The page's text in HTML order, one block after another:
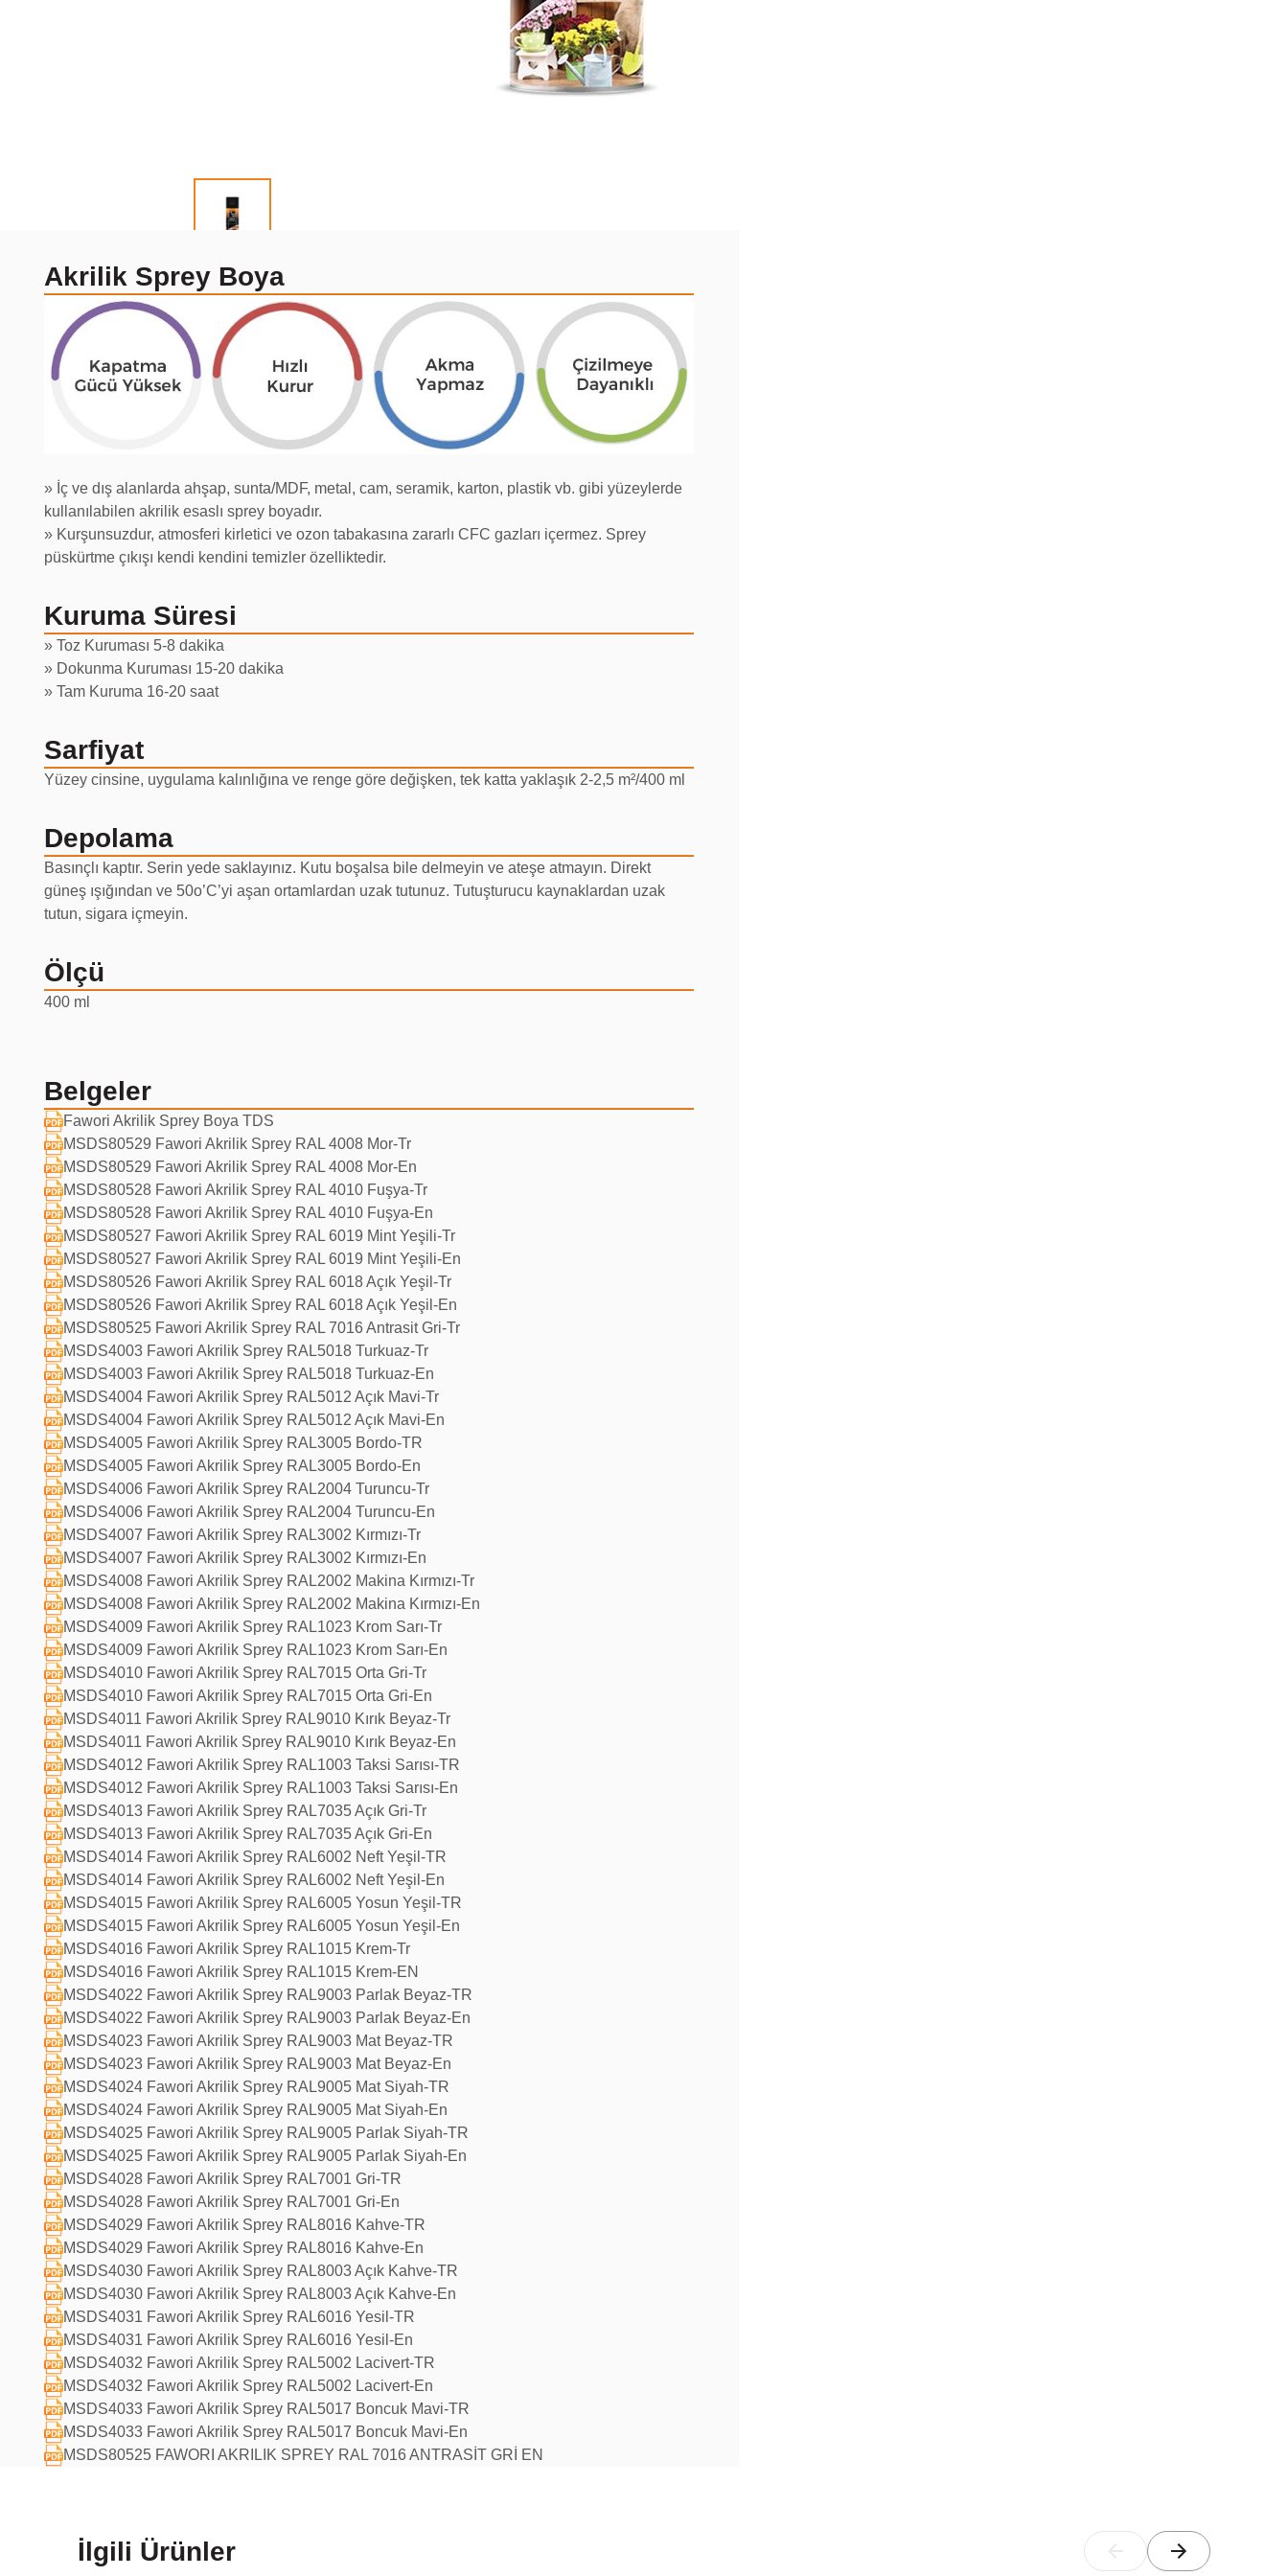
Akrilik Sprey Boya
» İç ve dış alanlarda ahşap, sunta/MDF, metal, cam, seramik, karton, plastik vb. gibi yüzeylerde
kullanılabilen akrilik esaslı sprey boyadır.
» Kurşunsuzdur, atmosferi kirletici ve ozon tabakasına zararlı CFC gazları içermez. Sprey
püskürtme çıkışı kendi kendini temizler özelliktedir.
Kuruma Süresi
» Toz Kuruması 5-8 dakika
» Dokunma Kuruması 15-20 dakika
» Tam Kuruma 16-20 saat
Sarfiyat
Yüzey cinsine, uygulama kalınlığına ve renge göre değişken, tek katta yaklaşık 2-2,5 m²/400 ml
Depolama
Basınçlı kaptır. Serin yede saklayınız. Kutu boşalsa bile delmeyin ve ateşe atmayın. Direkt
güneş ışığından ve 50o’C’yi aşan ortamlardan uzak tutunuz. Tutuşturucu kaynaklardan uzak
tutun, sigara içmeyin.
Ölçü
400 ml
Belgeler
Fawori Akrilik Sprey Boya TDS
MSDS80529 Fawori Akrilik Sprey RAL 4008 Mor-Tr
MSDS80529 Fawori Akrilik Sprey RAL 4008 Mor-En
MSDS80528 Fawori Akrilik Sprey RAL 4010 Fuşya-Tr
MSDS80528 Fawori Akrilik Sprey RAL 4010 Fuşya-En
MSDS80527 Fawori Akrilik Sprey RAL 6019 Mint Yeşili-Tr
MSDS80527 Fawori Akrilik Sprey RAL 6019 Mint Yeşili-En
MSDS80526 Fawori Akrilik Sprey RAL 6018 Açık Yeşil-Tr
MSDS80526 Fawori Akrilik Sprey RAL 6018 Açık Yeşil-En
MSDS80525 Fawori Akrilik Sprey RAL 7016 Antrasit Gri-Tr
MSDS4003 Fawori Akrilik Sprey RAL5018 Turkuaz-Tr
MSDS4003 Fawori Akrilik Sprey RAL5018 Turkuaz-En
MSDS4004 Fawori Akrilik Sprey RAL5012 Açık Mavi-Tr
MSDS4004 Fawori Akrilik Sprey RAL5012 Açık Mavi-En
MSDS4005 Fawori Akrilik Sprey RAL3005 Bordo-TR
MSDS4005 Fawori Akrilik Sprey RAL3005 Bordo-En
MSDS4006 Fawori Akrilik Sprey RAL2004 Turuncu-Tr
MSDS4006 Fawori Akrilik Sprey RAL2004 Turuncu-En
MSDS4007 Fawori Akrilik Sprey RAL3002 Kırmızı-Tr
MSDS4007 Fawori Akrilik Sprey RAL3002 Kırmızı-En
MSDS4008 Fawori Akrilik Sprey RAL2002 Makina Kırmızı-Tr
MSDS4008 Fawori Akrilik Sprey RAL2002 Makina Kırmızı-En
MSDS4009 Fawori Akrilik Sprey RAL1023 Krom Sarı-Tr
MSDS4009 Fawori Akrilik Sprey RAL1023 Krom Sarı-En
MSDS4010 Fawori Akrilik Sprey RAL7015 Orta Gri-Tr
MSDS4010 Fawori Akrilik Sprey RAL7015 Orta Gri-En
MSDS4011 Fawori Akrilik Sprey RAL9010 Kırık Beyaz-Tr
MSDS4011 Fawori Akrilik Sprey RAL9010 Kırık Beyaz-En
MSDS4012 Fawori Akrilik Sprey RAL1003 Taksi Sarısı-TR
MSDS4012 Fawori Akrilik Sprey RAL1003 Taksi Sarısı-En
MSDS4013 Fawori Akrilik Sprey RAL7035 Açık Gri-Tr
MSDS4013 Fawori Akrilik Sprey RAL7035 Açık Gri-En
MSDS4014 Fawori Akrilik Sprey RAL6002 Neft Yeşil-TR
MSDS4014 Fawori Akrilik Sprey RAL6002 Neft Yeşil-En
MSDS4015 Fawori Akrilik Sprey RAL6005 Yosun Yeşil-TR
MSDS4015 Fawori Akrilik Sprey RAL6005 Yosun Yeşil-En
MSDS4016 Fawori Akrilik Sprey RAL1015 Krem-Tr
MSDS4016 Fawori Akrilik Sprey RAL1015 Krem-EN
MSDS4022 Fawori Akrilik Sprey RAL9003 Parlak Beyaz-TR
MSDS4022 Fawori Akrilik Sprey RAL9003 Parlak Beyaz-En
MSDS4023 Fawori Akrilik Sprey RAL9003 Mat Beyaz-TR
MSDS4023 Fawori Akrilik Sprey RAL9003 Mat Beyaz-En
MSDS4024 Fawori Akrilik Sprey RAL9005 Mat Siyah-TR
MSDS4024 Fawori Akrilik Sprey RAL9005 Mat Siyah-En
MSDS4025 Fawori Akrilik Sprey RAL9005 Parlak Siyah-TR
MSDS4025 Fawori Akrilik Sprey RAL9005 Parlak Siyah-En
MSDS4028 Fawori Akrilik Sprey RAL7001 Gri-TR
MSDS4028 Fawori Akrilik Sprey RAL7001 Gri-En
MSDS4029 Fawori Akrilik Sprey RAL8016 Kahve-TR
MSDS4029 Fawori Akrilik Sprey RAL8016 Kahve-En
MSDS4030 Fawori Akrilik Sprey RAL8003 Açık Kahve-TR
MSDS4030 Fawori Akrilik Sprey RAL8003 Açık Kahve-En
MSDS4031 Fawori Akrilik Sprey RAL6016 Yesil-TR
MSDS4031 Fawori Akrilik Sprey RAL6016 Yesil-En
MSDS4032 Fawori Akrilik Sprey RAL5002 Lacivert-TR
MSDS4032 Fawori Akrilik Sprey RAL5002 Lacivert-En
MSDS4033 Fawori Akrilik Sprey RAL5017 Boncuk Mavi-TR
MSDS4033 Fawori Akrilik Sprey RAL5017 Boncuk Mavi-En
MSDS80525 FAWORI AKRILIK SPREY RAL 7016 ANTRASİT GRİ EN
İlgili Ürünler